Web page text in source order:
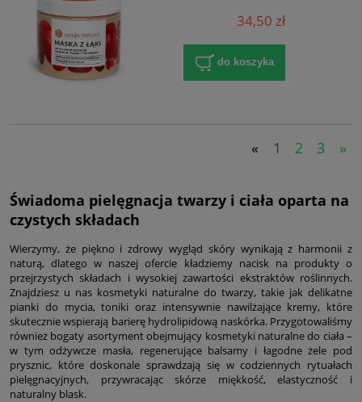
34,50 zł
do koszyka
« 1 2 3 »
Świadoma pielęgnacja twarzy i ciała oparta na
czystych składach
Wierzymy, że piękno i zdrowy wygląd skóry wynikają z harmonii z
naturą, dlatego w naszej ofercie kładziemy nacisk na produkty o
przejrzystych składach i wysokiej zawartości ekstraktów roślinnych.
Znajdziesz u nas kosmetyki naturalne do twarzy, takie jak delikatne
pianki do mycia, toniki oraz intensywnie nawilżające kremy, które
skutecznie wspierają barierę hydrolipidową naskórka. Przygotowaliśmy
również bogaty asortyment obejmujący kosmetyki naturalne do ciała –
w tym odżywcze masła, regenerujące balsamy i łagodne żele pod
prysznic, które doskonale sprawdzają się w codziennych rytuałach
pielęgnacyjnych, przywracając skórze miękkość, elastyczność i
naturalny blask.